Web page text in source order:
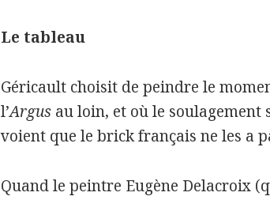
Le tableau
Géricault choisit de peindre le
l’Argus au loin, et où le soulagement
voient que le brick français ne les a
Quand le peintre Eugène Delacroix